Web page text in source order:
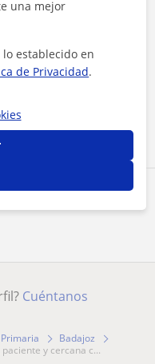
y de privacidad
Cuéntanos
Primaria
Badajoz
y cercana c...
una mejor
lo establecido en
de Privacidad.